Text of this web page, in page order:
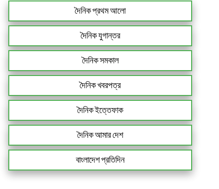
দৈনিক প্রথম আলো
দৈনিক যুগান্তর
দৈনিক সমকাল
দৈনিক খবরপত্র
দৈনিক ইত্তেফাক
দৈনিক আমার দেশ
বাংলাদেশ প্রতিদিন